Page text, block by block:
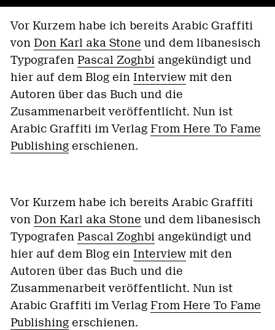
Vor Kurzem habe ich bereits Arabic Graffiti
von Don Karl aka Stone und dem libanesisch
Typografen Pascal Zoghbi angekündigt und
hier auf dem Blog ein Interview mit den
Autoren über das Buch und die
Zusammenarbeit veröffentlicht. Nun ist
Arabic Graffiti im Verlag From Here To Fame
Publishingerschienen.
Vor Kurzem habe ich bereits Arabic Graffiti
von Don Karl aka Stone und dem libanesisch
Typografen Pascal Zoghbi angekündigt und
hier auf dem Blog ein Interview mit den
Autoren über das Buch und die
Zusammenarbeit veröffentlicht. Nun ist
Arabic Graffiti im Verlag From Here To Fame
Publishingerschienen.